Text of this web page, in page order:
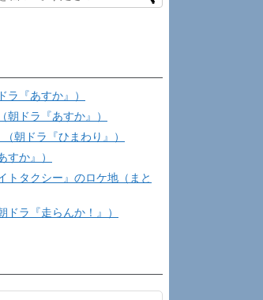
ラ『あすか』）
朝ドラ『あすか』）
朝ドラ『ひまわり』）
すか』）
トタクシー』のロケ地（まと
ドラ『走らんか！』）